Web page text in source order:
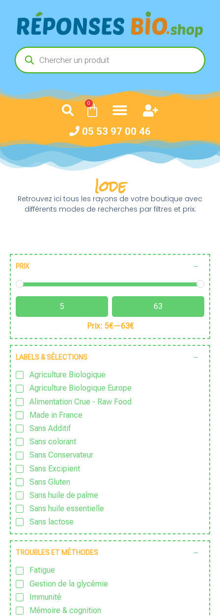
0
05 53 97 00 46
Iode
Retrouvez ici tous les rayons de votre boutique avec
différents modes de recherches par filtres et prix.
PRIX
Prix: 5€—63€
LABELS & SÉLECTIONS
Agriculture Biologique
Agriculture Biologique Europe
Alimentation Crue - Raw Food
Made in France
Sans Additif
Sans colorant
Sans Conservateur
Sans Excipient
Sans Gluten
Sans huile de palme
Sans huile essentielle
Sans lactose
Sans nanoparticules
Sans OGM
Sans sucre ajouté
Vegan
Végétarien
TROUBLES ET MÉTHODES
Fatigue
Gestion de la glycémie
Immunité
Mémoire & cognition